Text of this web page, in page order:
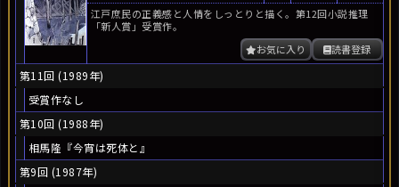
江戸庶民の正義感と人情をしっとりと描く。第12回小説推理
「新人賞」受賞作。
読書登録
お気に入り
第11回 (1989年)
受賞作なし
第10回 (1988年)
相馬隆『今宵は死体と』
第9回 (1987年)